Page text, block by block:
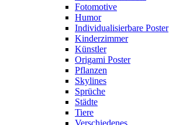
Fotomotive
Humor
Individualisierbare Poster
Kinderzimmer
Künstler
Origami Poster
Pflanzen
Skylines
Sprüche
Städte
Tiere
Verschiedenes